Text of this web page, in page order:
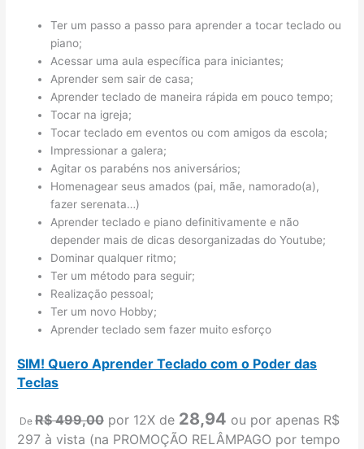
Ter um passo a passo para aprender a tocar teclado ou
piano;
Acessar uma aula específica para iniciantes;
Aprender sem sair de casa;
Aprender teclado de maneira rápida em pouco tempo;
Tocar na igreja;
Tocar teclado em eventos ou com amigos da escola;
Impressionar a galera;
Agitar os parabéns nos aniversários;
Homenagear seus amados (pai, mãe, namorado(a),
fazer serenata…)
Aprender teclado e piano definitivamente e não
depender mais de dicas desorganizadas do Youtube;
Dominar qualquer ritmo;
Ter um método para seguir;
Realização pessoal;
Ter um novo Hobby;
Aprender teclado sem fazer muito esforço
SIM! Quero Aprender Teclado com o Poder das
Teclas
DeR$ 499,00 por 12X de 28,94 ou por apenas R$
297 à vista (na PROMOÇÃO RELÂMPAGO por tempo